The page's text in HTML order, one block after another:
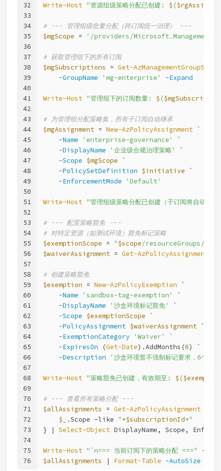
32
33
34
35
36
37
38
39
40
41
42
43
44
45
46
47
48
49
50
51
52
53
54
55
56
57
58
59
60
61
62
63
64
65
66
67
68
69
70
71
72
73
74
75
76
Write-Host "资源组级策略分配已创建: $ (
# --- 管理组级批量分配（跨订阅统一治理） ---
$mgScope = '/providers/Microsoft.Management/
# 获取管理组下的所有订阅
$mgSubscriptions = Get-
-GroupName
'mg-enterprise' -Expand
Write-Host "管理组下的订阅数量: $ (
# 为管理组分配策略集，所有子订阅自动继承
$mgAssignment = New-AzPolicyAssignment `
-Name
'enterprise-governance'
`
-DisplayName
'企业级合规治理策略'
`
-Scope $mgScope `
-PolicySetDefinition $initiative `
-EnforcementMode
'Default'
Write-Host "管理组级策略分配已创建（子订阅将自动继
# --- 配置策略豁免 ---
# 对特定资源（如测试环境）豁免标记策略
$exemptionScope = "$scope/resourceGroups/rg-
$waiverAssignment = Get-AzPolicyAssignment
# 创建策略豁免
$exemption = New-AzPolicyExemption `
-Name
'sandbox-tag-exemption'
`
-DisplayName
'沙盒环境标记豁免'
`
-Scope $exemptionScope `
-PolicyAssignment $waiverAssignment `
-ExemptionCategory
'Waiver'
`
-ExpiresOn (Get-Date).AddMonths(6) `
-Description
'沙盒环境暂不强制标记要求，6个月
Write-Host "策略豁免已创建，有效期至: $ (
# --- 查看所有策略分配 ---
$allAssignments = Get-AzPolicyAssignment |
$_
.Scope -like "*$subscriptionId*"
} | Select-Object DisplayName, Scope,
Write-Host "`n=== 当前订阅下的策略分配 ==="
-
$allAssignments | Format-Table -AutoSize